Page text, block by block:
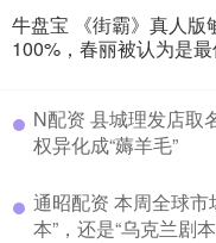
牛盘宝 《街霸》真人版
100%，春丽被认为是
​N配资 县城理发店取
权异化成“薅羊毛”
通昭配资 本周全球市
本”，还是“乌克兰剧本